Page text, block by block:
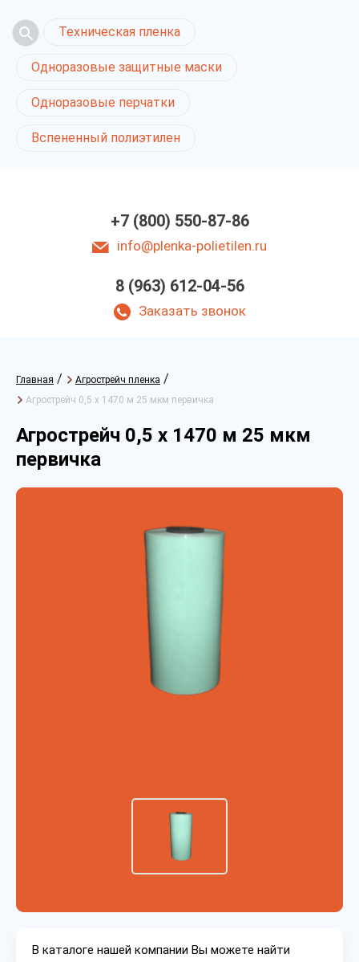
Техническая пленка
Одноразовые защитные маски
Одноразовые перчатки
Вспененный полиэтилен
+7 (800) 550-87-86
info@plenka-polietilen.ru
8 (963) 612-04-56
Заказать звонок
Главная / Агрострейч пленка /
Агрострейч 0,5 х 1470 м 25 мкм первичка
Агрострейч 0,5 х 1470 м 25 мкм
первичка
В каталоге нашей компании Вы можете найти